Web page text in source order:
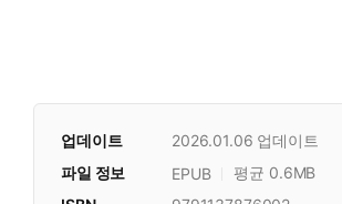
업데이트 2026.01.06 업데이트
파일 정보 EPUB
평균 0.6MB